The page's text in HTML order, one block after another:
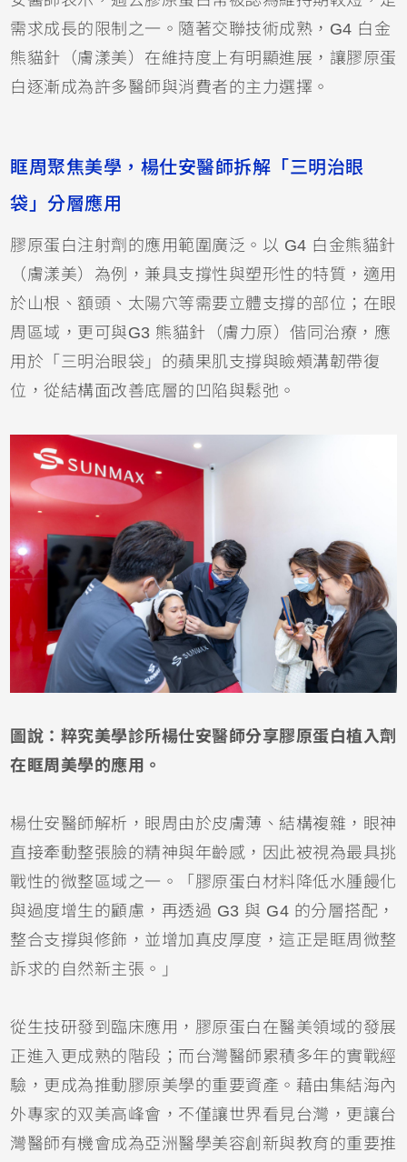
需求成長的限制之一。隨著交聯技術成熟，G4 白金
熊貓針（膚漾美）在維持度上有明顯進展，讓膠原蛋
白逐漸成為許多醫師與消費者的主力選擇。
眶周聚焦美學，楊仕安醫師拆解「三明治眼
袋」分層應用
膠原蛋白注射劑的應用範圍廣泛。以 G4 白金熊貓針
（膚漾美）為例，兼具支撐性與塑形性的特質，適用
於山根、額頭、太陽穴等需要立體支撐的部位；在眼
周區域，更可與G3 熊貓針（膚力原）偕同治療，應
用於「三明治眼袋」的蘋果肌支撐與瞼頰溝韌帶復
位，從結構面改善底層的凹陷與鬆弛。
圖說：粹究美學診所楊仕安醫師分享膠原蛋白植入劑
在眶周美學的應用。
楊仕安醫師解析，眼周由於皮膚薄、結構複雜，眼神
直接牽動整張臉的精神與年齡感，因此被視為最具挑
戰性的微整區域之一。「膠原蛋白材料降低水腫饅化
與過度增生的顧慮，再透過 G3 與 G4 的分層搭配，
整合支撐與修飾，並增加真皮厚度，這正是眶周微整
訴求的自然新主張。」
從生技研發到臨床應用，膠原蛋白在醫美領域的發展
正進入更成熟的階段；而台灣醫師累積多年的實戰經
驗，更成為推動膠原美學的重要資產。藉由集結海內
外專家的双美高峰會，不僅讓世界看見台灣，更讓台
灣醫師有機會成為亞洲醫學美容創新與教育的重要推